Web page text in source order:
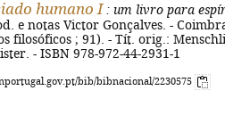
humano I : um livro para
e notas Victor Gonçalves. -
filosóficos ; 91). - Tít. orig.:
- ISBN 978-972-44-2931-1
bib/bibnacional/2230575